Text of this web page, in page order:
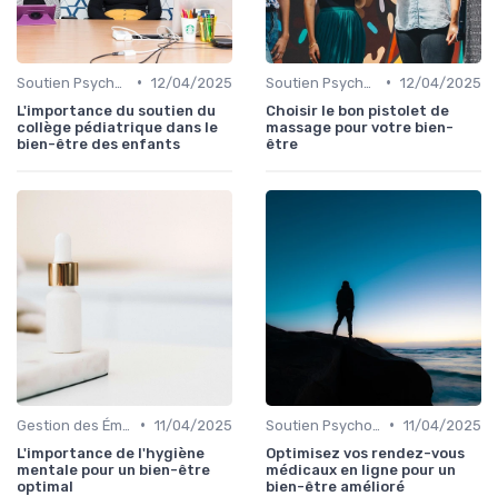
• 12/04/2025
L'importance du soutien du
collège pédiatrique dans le
bien-être des enfants
• 12/04/2025
Choisir le bon pistolet de
massage pour votre bien-
être
• 11/04/2025
L'importance de l'hygiène
mentale pour un bien-être
optimal
• 11/04/2025
Optimisez vos rendez-vous
médicaux en ligne pour un
bien-être amélioré